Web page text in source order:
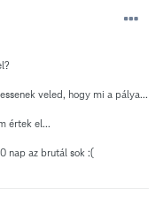
veled, hogy mi a pálya...
értek el...
nap az brutál sok :(